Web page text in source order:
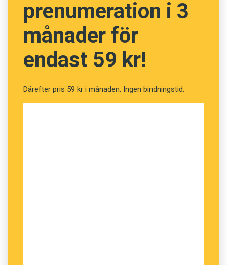
prenumeration i 3
månader för
endast 59 kr!
Därefter pris 59 kr i månaden. Ingen bindningstid.